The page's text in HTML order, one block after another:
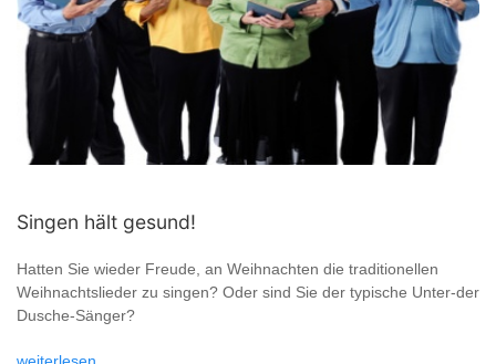
Singen hält gesund!
Hatten Sie wieder Freude, an Weihnachten die traditionellen
Weihnachtslieder zu singen? Oder sind Sie der typische Unter-der
Dusche-Sänger?